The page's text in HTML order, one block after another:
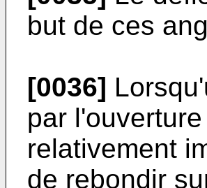
but de ces
[0036]
par
relativement
de rebondir